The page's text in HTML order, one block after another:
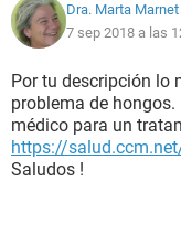
Dra. Marta Marnet
7 sep 2018 a las
Por tu descripción lo
problema de hongos.
médico para un
https://
Saludos !